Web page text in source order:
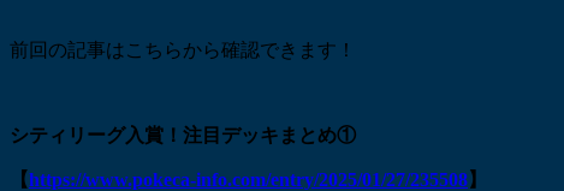
前回の記事はこちらから確認できます！
シティリーグ入賞！注目デッキまとめ①
【https://www.pokeca-info.com/entry/2025/01/27/235508】